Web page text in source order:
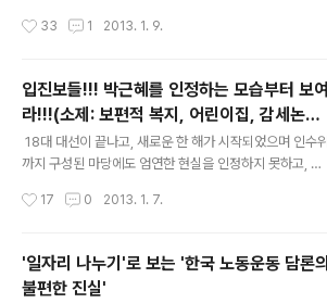
문화 침탈과 한류 참칭 및 표절에 대해서도 이렇다 할 항의
쩌면 그렇게 구태일변도인지 정말로 의문스럽다. ...이게 무
하나의 피해를 볼 수 있는 희생자를 구제하자는 취지에서
비롯된 것이라는 원론과 함께, 미국 독일 덴마크 같은 국가
들의 사례를 들먹이면서 대통령 특별사면권이 너무 남발되
고 있다는 지적이나 비판은 역대정권 퇴임 시기에는 항상
권을 그토록 남발하거나 자신의 측근 및 여야 정치계 인사
33 1 2013. 1. 9.
입진보들!!! 박근혜를 인정하는 모습부터 보여
라!!!(소제: 보편적 복지, 어린이집, 감세논쟁
에 대한 불편한 진실)
18대 대선이 끝나고, 새로운 한 해가 시작되었으며 인수위
까지 구성된 마당에도 엄연한 현실을 인정하지 못하고, 여
있다. 분명한 것은 이명박 정부의 임기는 아직은 한달 정도
벌어지는 일들의 최종적인 책임과 의무는 현직 대통령인
이명박 대통령에게 물어야만 하듯이, 이명박 정부에 대한
그릇되거나 잘못된 오해를 바탕으로 차기정부인 박근혜 정
17 0 2013. 1. 7.
'일자리 나누기'로 보는 '한국 노동운동 담론의
불편한 진실'